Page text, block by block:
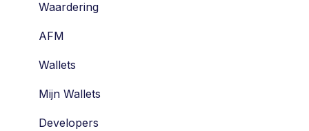
Belasting
Waardering
STAK
Aandelen
Vesting
Waardering
AFM
Wallets
Mijn Wallets
Developers